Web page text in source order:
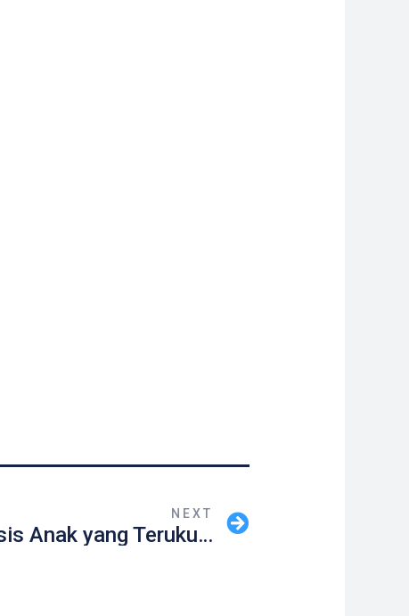
NEXT
Solusi Brace Skoliosis Anak yang Terukur dan Tepat